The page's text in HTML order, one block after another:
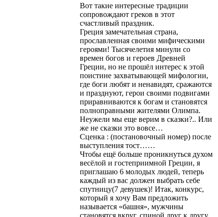
Вот такие интересные традиции
сопровождают греков в этот
счастливый праздник.
Греция замечательная страна,
прославленная своими мифическими
героями! Тысячелетия минули со
времен богов и героев Древней
Греции, но не прошёл интерес к этой
поистине захватывающей мифологии,
где боги любят и ненавидят, сражаются
и празднуют, герои своими подвигами
приравниваются к богам и становятся
полноправными жителями Олимпа.
Неужели мы еще верим в сказки?.. Или
же не сказки это вовсе…
Сценка : (постановочный номер) после
выступления тост……
Чтобы ещё больше проникнуться духом
весёлой и гостеприимной Греции, я
приглашаю 6 молодых людей, теперь
каждый из вас должен выбрать себе
спутницу(7 девушек)! Итак, конкурс,
который я хочу Вам предложить
называется «башня», мужчины